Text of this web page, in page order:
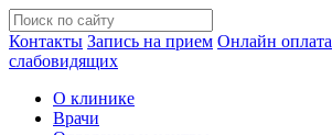
Контакты Запись на прием Онлайн оплата
слабовидящих
О клинике
Врачи